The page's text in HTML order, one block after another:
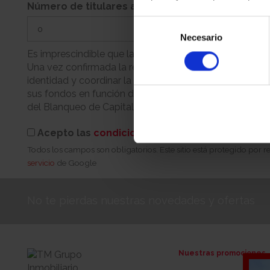
consentimiento
Necesario
Número de titulares adicionales
Es imprescindible que la persona que realiza la
Una vez confirmada la reserva, nuestro equipo se
identidad y coordinar la cita para la firma. Recuerde
sus fondos en función de su condición (persona
del Blanqueo de Capitales.
Acepto las condiciones de reserva
Todos los campos son obligatorios. Este sitio está protegido por
servicio de Google
Nuestras promociones